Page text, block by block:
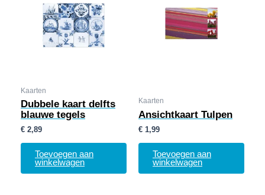
Kaarten
Dubbele kaart delfts
blauwe tegels
€ 2,89
Toevoegen aan
winkelwagen
Kaarten
Ansichtkaart Tulpen
€ 1,99
Toevoegen aan
winkelwagen